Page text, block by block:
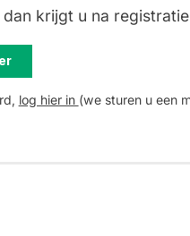
krijgt u na
log hier in (we sturen u een